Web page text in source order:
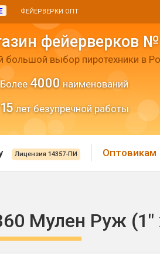
ФЕЙЕРВЕРКИ ОПТ
фейерверков
большой выбор пиротехники в
Более 4000 наименований
15 лет безупречной работы
Хлопушки и
Лицензия 14357-ПИ Оптовикам
Мулен Руж (1"